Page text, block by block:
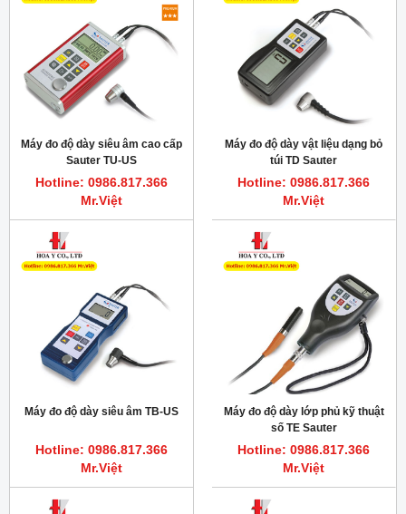
Máy đo độ dày siêu âm cao cấp
Sauter TU-US
Hotline: 0986.817.366
Mr.Việt
Máy đo độ dày vật liệu dạng bỏ
túi TD Sauter
Hotline: 0986.817.366
Mr.Việt
Máy đo độ dày siêu âm TB-US
Hotline: 0986.817.366
Mr.Việt
Máy đo độ dày lớp phủ kỹ thuật
số TE Sauter
Hotline: 0986.817.366
Mr.Việt